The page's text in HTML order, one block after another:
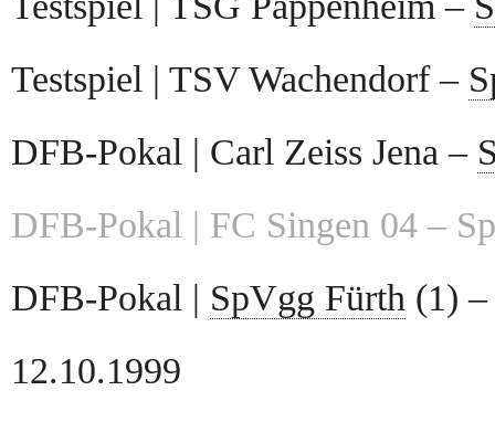
Testspiel | TSV Wachendorf –
DFB-Pokal | Carl Zeiss Jena –
DFB-Pokal | FC Singen 04 –
DFB-Pokal | SpVgg Fürth (1) –
12.10.1999